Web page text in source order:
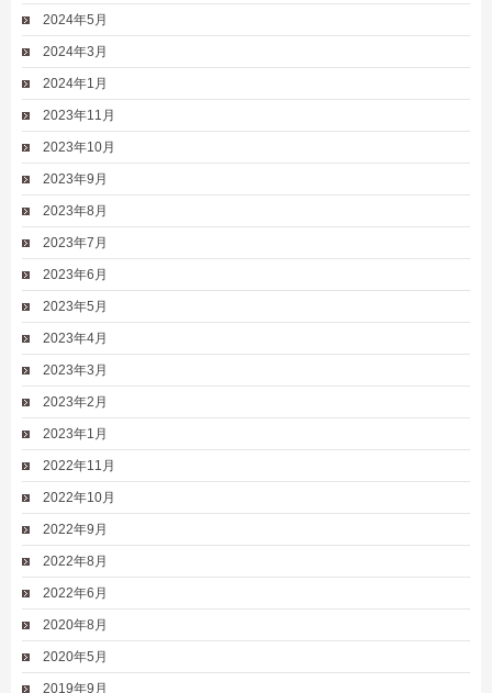
2024年5月
2024年3月
2024年1月
2023年11月
2023年10月
2023年9月
2023年8月
2023年7月
2023年6月
2023年5月
2023年4月
2023年3月
2023年2月
2023年1月
2022年11月
2022年10月
2022年9月
2022年8月
2022年6月
2020年8月
2020年5月
2019年9月